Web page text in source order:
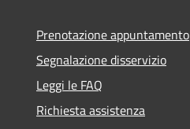
Prenotazione appuntamento
Segnalazione disservizio
Leggi le FAQ
Richiesta assistenza